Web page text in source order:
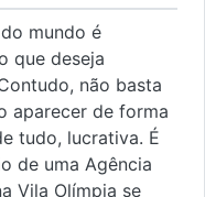
mundo é
que deseja
não basta
aparecer de forma
tudo, lucrativa. É
de uma Agência
Vila Olímpia se